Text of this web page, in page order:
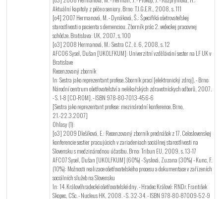
Aktuální kapitoly z péče o seniory. Brno: T.I.G.E.R., 2008, s. 111
[o4] 2007 Hermanová, M. - Dynáková, Š.: Špecifiká ošetrovateľskej
starostlivosti o pacienta s demenciou. Zborník prác 2. vedeckej pracovnej
schôdze. Bratislava: UK, 2007, s. 100
[o3] 2008 Hermanová, M.: Sestra CZ, č. 6, 2008, s. 12
AFC06 Sysel, Dušan [UKOLFKUM]: Univerzitní vzdělávání sester na LF UK v
Bratislave
Recenzovaný zborník
In: Sestra jako reprezentant profese. Sborník prací [elektronický zdroj]. - Brno:
Národní centrum ošetřovatelství a nelékařských zdravotníckych odborů, 2007.
- S. 1-8 [CD-ROM]. - ISBN 978-80-7013-456-6
[Sestra jako reprezentant profese: mezinárodní konference. Brno,
21.-22.3.2007]
Ohlasy (1):
[o3] 2009 Dlešíková, E.: Recenzovaný zborník prednášok z 17. Celoslovenskej
konferencie sestier pracujúcich v zariadeniach sociálnej starostlivosti na
Slovensku s medzinárodnou účasťou. Brno: Tribun EU, 2009, s. 13-17
AFC07 Sysel, Dušan [UKOLFKUM] (60%) - Syslová, Zuzana (30%) - Kunc, F.
(10%): Možnosti realizace ošetřovatelského procesu a dokumentace v zařízeních
sociálních služeb na Slovensku
In: 14. Královéhradecké ošetřovatelské dny. - Hradec Králové: RNDr. František
Skopec, CSc. - Nucleus HK, 2008. - S. 32-34. - ISBN 978-80-87009-52-9